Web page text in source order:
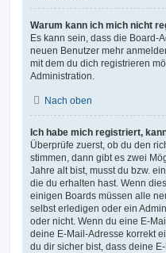
Warum kann ich mich nicht
Es kann sein, dass die Board-
neuen Benutzer mehr
mit dem du dich registrieren
Administration.
Nach oben
Ich habe mich registriert,
Überprüfe zuerst, ob du den
stimmen, dann gibt es zwei
Jahre alt bist, musst du bzw.
die du erhalten hast. Wenn
einigen Boards müssen alle
selbst erledigen oder ein
oder nicht. Wenn du eine E-
deine E-Mail-Adresse korrekt
du dir sicher bist, dass deine